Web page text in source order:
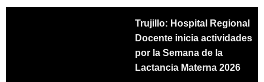
Trujillo: Hospital Regional
Docente inicia actividades
por la Semana de la
Lactancia Materna 2026